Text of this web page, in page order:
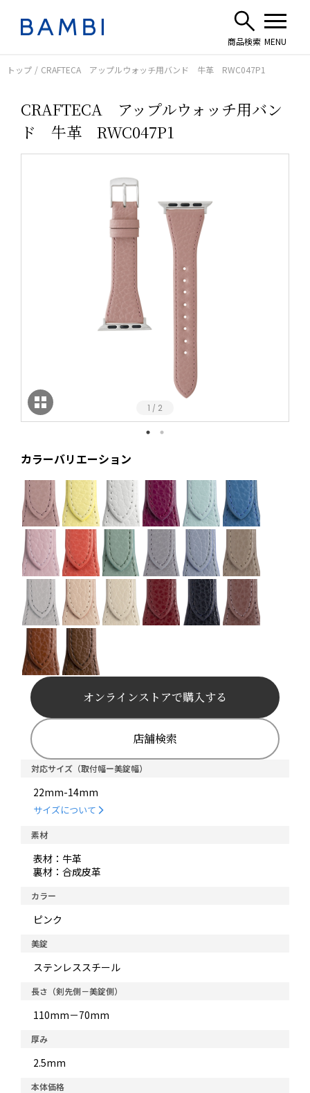
トップ CRAFTECA アップルウォッチ用バンド 牛革 RWC047P1
CRAFTECA アップルウォッチ用バン
ド 牛革 RWC047P1
1 / 2
カラーバリエーション
対応サイズ（取付幅ー美錠幅）
22mm-14mm
サイズについて
素材
表材：牛革
裏材：合成皮革
カラー
ピンク
美錠
ステンレススチール
長さ（剣先側－美錠側）
110mm－70mm
厚み
2.5mm
本体価格
オンラインストアで購入する
店舗検索